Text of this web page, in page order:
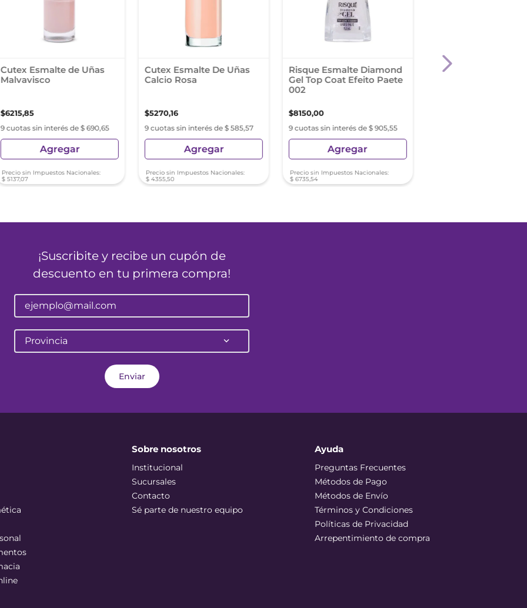
Cutex Esmalte de Uñas
Malvavisco
$6215,85
9 cuotas sin interés de $ 690,65
Agregar
Precio sin Impuestos Nacionales:
$ 5137,07
Cutex Esmalte De Uñas
Calcio Rosa
$5270,16
9 cuotas sin interés de $ 585,57
Agregar
Precio sin Impuestos Nacionales:
$ 4355,50
Risque Esmalte Diamond
Gel Top Coat Efeito Paete
002
$8150,00
9 cuotas sin interés de $ 905,55
Agregar
Precio sin Impuestos Nacionales:
$ 6735,54
Risque Esmalte
¡Suscribite y recibe un cupón de
descuento en tu primera compra!
Provincia
Enviar
Sobre nosotros
Institucional
Sucursales
Contacto
Sé parte de nuestro equipo
Ayuda
Preguntas Frecuentes
Métodos de Pago
Métodos de Envío
Términos y Condiciones
Políticas de Privacidad
Arrepentimiento de compra